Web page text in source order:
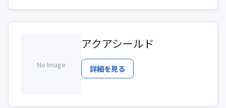
No Image
アクアシールド
詳細を見る